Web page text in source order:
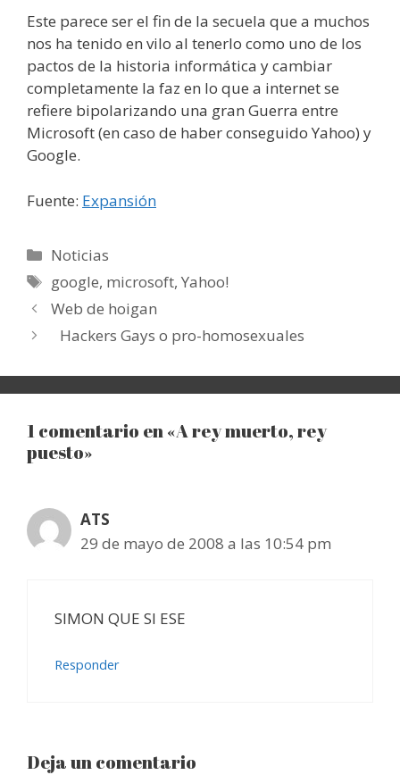
Este parece ser el fin de la secuela que a muchos
nos ha tenido en vilo al tenerlo como uno de los
pactos de la historia informática y cambiar
completamente la faz en lo que a internet se
refiere bipolarizando una gran Guerra entre
Microsoft (en caso de haber conseguido Yahoo) y
Google.
Fuente: Expansión
Categorías
Noticias
Etiquetas
google, microsoft,Yahoo!
Web de hoigan
Hackers Gays o pro-homosexuales
1 comentario en «A rey muerto, rey
puesto»
ATS
29 de mayo de 2008 a las 10:54 pm
SIMON QUE SI ESE
Responder
Deja un comentario